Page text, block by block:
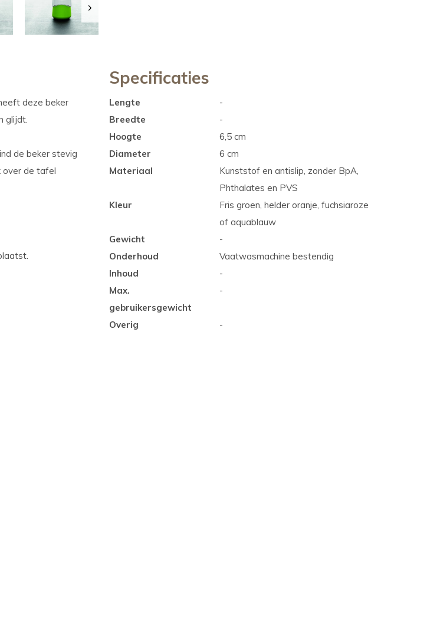
deze beker
glijdt.
de beker stevig
over de tafel
Specificaties
Lengte
-
Breedte
-
Hoogte
6,5 cm
Diameter
6 cm
Materiaal
Kunststof en antislip, zonder BpA,
Phthalates en PVS
Kleur
Fris groen, helder oranje, fuchsiaroze
of aquablauw
Gewicht
-
Onderhoud
Vaatwasmachine bestendig
Inhoud
-
Max.
gebruikersgewicht
-
Overig -